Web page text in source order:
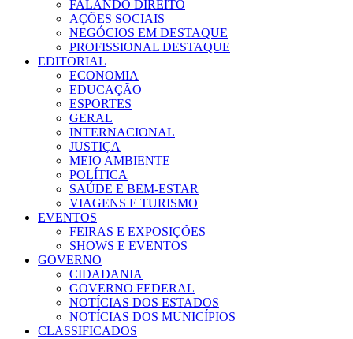
FALANDO DIREITO
AÇÕES SOCIAIS
NEGÓCIOS EM DESTAQUE
PROFISSIONAL DESTAQUE
EDITORIAL
ECONOMIA
EDUCAÇÃO
ESPORTES
GERAL
INTERNACIONAL
JUSTIÇA
MEIO AMBIENTE
POLÍTICA
SAÚDE E BEM-ESTAR
VIAGENS E TURISMO
EVENTOS
FEIRAS E EXPOSIÇÕES
SHOWS E EVENTOS
GOVERNO
CIDADANIA
GOVERNO FEDERAL
NOTÍCIAS DOS ESTADOS
NOTÍCIAS DOS MUNICÍPIOS
CLASSIFICADOS